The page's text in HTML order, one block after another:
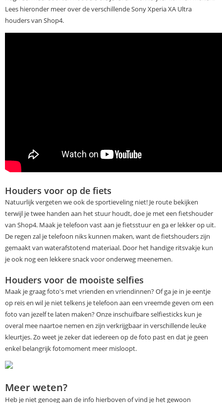
Lees hieronder meer over de verschillende Sony Xperia XA Ultra
houders van Shop4.
Houders voor op de fiets
Natuurlijk vergeten we ook de sportieveling niet! Je route bekijken
terwijl je twee handen aan het stuur houdt, doe je met een fietshouder
van Shop4. Maak je telefoon vast aan je fietsstuur en ga er lekker op uit.
De regen zal je telefoon niks kunnen maken, want de fietshouders zijn
gemaakt van waterafstotend materiaal. Door het handige ritsvakje kun
je ook nog een lekkere snack voor onderweg meenemen.
Houders voor de mooiste selfies
Maak je graag foto's met vrienden en vriendinnen? Of ga je in je eentje
op reis en wil je niet telkens je telefoon aan een vreemde geven om een
foto van jezelf te laten maken? Onze inschuifbare selfiesticks kun je
overal mee naartoe nemen en zijn verkrijgbaar in verschillende leuke
kleurtjes. Zo weet je zeker dat iedereen op de foto past en dat je geen
enkel belangrijk fotomoment meer misloopt.
Meer weten?
Heb je niet genoeg aan de info hierboven of vind je het gewoon